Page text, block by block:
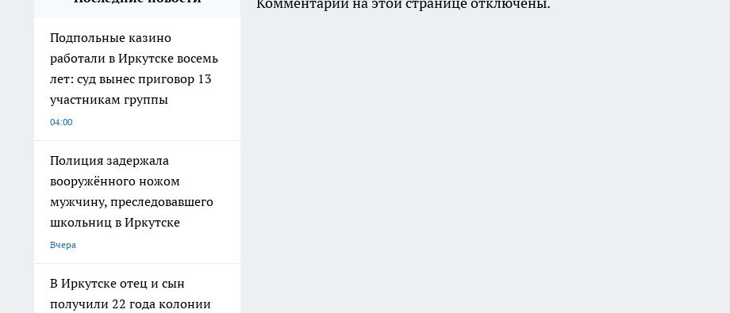
Подпольные казино
работали в Иркутске восемь
лет: суд вынес приговор 13
участникам группы
04:00
Полиция задержала
вооружённого ножом
мужчину, преследовавшего
школьниц в Иркутске
Вчера
В Иркутске отец и сын
получили 22 года колонии